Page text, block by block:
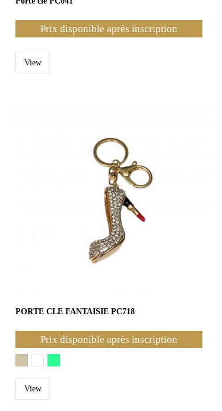
Prix disponible après inscription
View
PORTE CLE FANTAISIE PC718
Prix disponible après inscription
View